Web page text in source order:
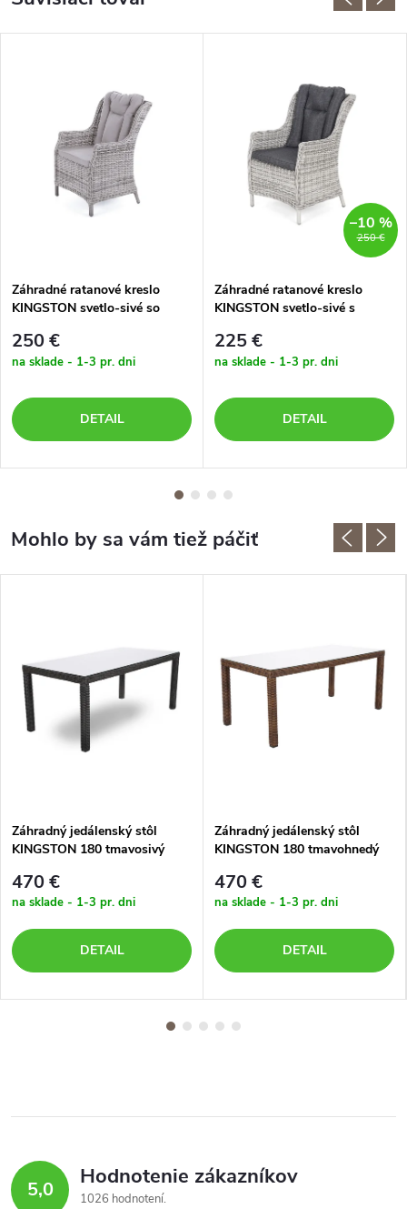
Záhradné ratanové kreslo
KINGSTON svetlo-sivé so
250 €
na sklade - 1-3 pr. dni
DETAIL
250 €
–10 %
Záhradné ratanové kreslo
KINGSTON svetlo-sivé s
225 €
na sklade - 1-3 pr. dni
DETAIL
Záhradný jedálenský stôl
KINGSTON 180 tmavosivý
470 €
na sklade - 1-3 pr. dni
DETAIL
Záhradný jedálenský stôl
KINGSTON 180 tmavohnedý
470 €
na sklade - 1-3 pr. dni
DETAIL
5,0 Hodnotenie zákazníkov
1026 hodnotení